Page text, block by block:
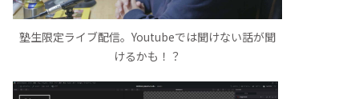
塾生限定ライブ配信。Youtubeでは聞けない話が聞
けるかも！？